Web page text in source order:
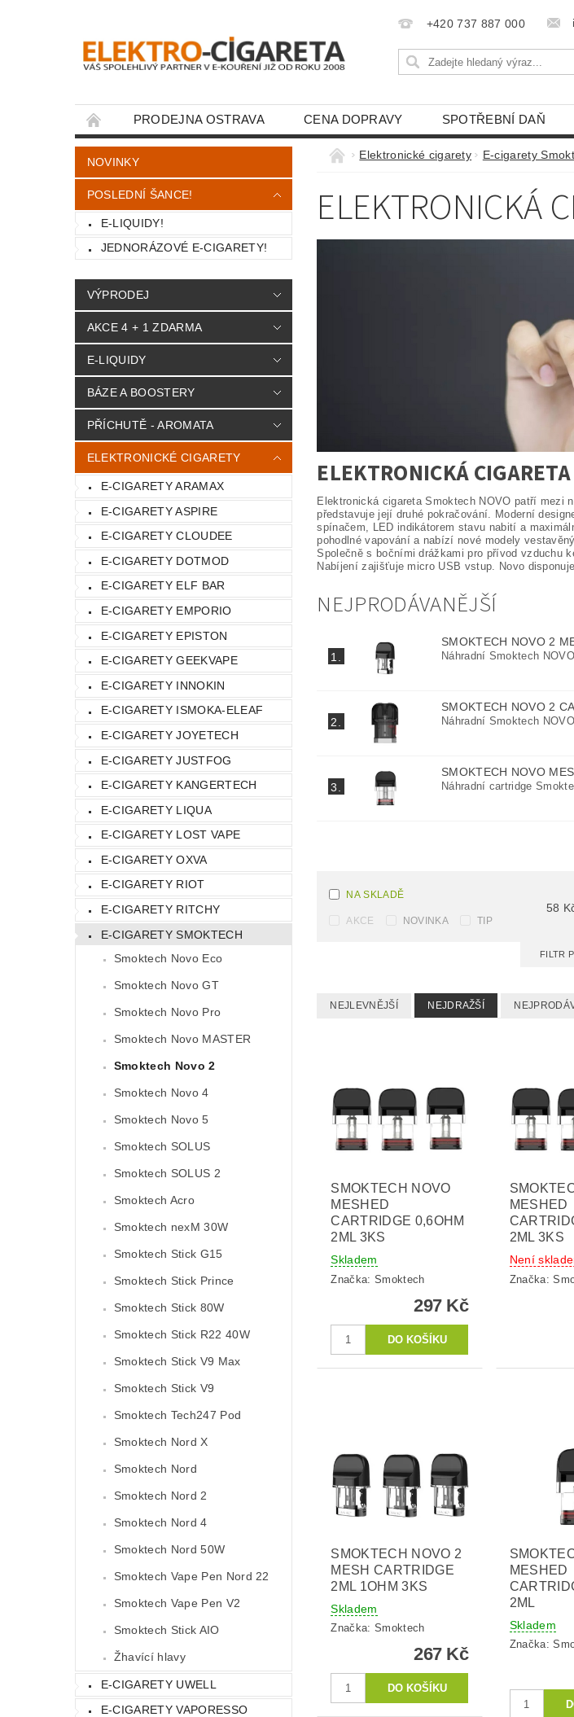
+420 737 887 000
PRODEJNA OSTRAVA CENA DOPRAVY SPOTŘEBNÍ DAŇ
KONTAKTY
NOVINKY
POSLEDNÍ ŠANCE!
E-LIQUIDY!
JEDNORÁZOVÉ E-CIGARETY!
VÝPRODEJ
AKCE 4 + 1 ZDARMA
E-LIQUIDY
BÁZE A BOOSTERY
PŘÍCHUTĚ - AROMATA
ELEKTRONICKÉ CIGARETY
E-CIGARETY ARAMAX
E-CIGARETY ASPIRE
E-CIGARETY CLOUDEE
E-CIGARETY DOTMOD
E-CIGARETY ELF BAR
E-CIGARETY EMPORIO
E-CIGARETY EPISTON
E-CIGARETY GEEKVAPE
E-CIGARETY INNOKIN
E-CIGARETY ISMOKA-ELEAF
E-CIGARETY JOYETECH
E-CIGARETY JUSTFOG
E-CIGARETY KANGERTECH
E-CIGARETY LIQUA
E-CIGARETY LOST VAPE
E-CIGARETY OXVA
E-CIGARETY RIOT
E-CIGARETY RITCHY
E-CIGARETY SMOKTECH
Smoktech Novo Eco
Smoktech Novo GT
Smoktech Novo Pro
Smoktech Novo MASTER
Smoktech Novo 2
Smoktech Novo 4
Smoktech Novo 5
Smoktech SOLUS
Smoktech SOLUS 2
Smoktech Acro
Smoktech nexM 30W
Smoktech Stick G15
Smoktech Stick Prince
Smoktech Stick 80W
Smoktech Stick R22 40W
Smoktech Stick V9 Max
Smoktech Stick V9
Smoktech Tech247 Pod
Smoktech Nord X
Smoktech Nord
Smoktech Nord 2
Smoktech Nord 4
Smoktech Nord 50W
Smoktech Vape Pen Nord 22
Smoktech Vape Pen V2
Smoktech Stick AIO
Žhavící hlavy
E-CIGARETY UWELL
E-CIGARETY VAPORESSO
Elektronické cigarety E-cigarety
ELEKTRONICKÁ
ELEKTRONICKÁ
Elektronická cigareta Smoktech NOVO patří mezi
představuje její druhé pokračování. Moderní
spínačem, LED indikátorem stavu nabití a
pohodlné vapování a nabízí nové modely
Společně s bočními drážkami pro přívod vzduchu
Nabíjení zajišťuje micro USB vstup. Novo
NEJPRODÁVANĚJŠÍ
1.
SMOKTECH NOVO 2
Náhradní Smoktech
2.
SMOKTECH NOVO 2
Náhradní Smoktech
3.
SMOKTECH NOVO
Náhradní cartridge
NA SKLADĚ
AKCE NOVINKA TIP
58
FILTR
NEJLEVNĚJŠÍ NEJDRAŽŠÍ
SMOKTECH NOVO
MESHED
CARTRIDGE 0,6OHM
2ML 3KS
Skladem
Značka: Smoktech
297 Kč
MESHED
2ML 3KS
Není
Značka:
SMOKTECH NOVO 2
MESH CARTRIDGE
2ML 1OHM 3KS
Skladem
Značka: Smoktech
267 Kč
MESHED
2ML
Skladem
Značka: